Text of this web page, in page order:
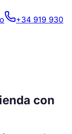
+34 919 930
con